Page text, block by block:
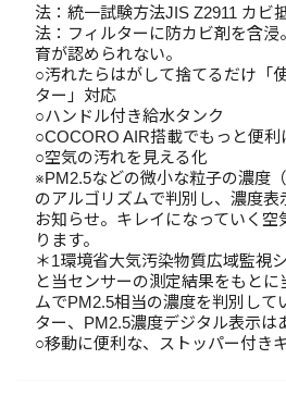
法：統一試験方法JIS Z2911 カビ
法：フィルターに防カビ剤を含
育が認められない。
○汚れたらはがして捨てるだけ「
ター」対応
○ハンドル付き給水タンク
○COCORO AIR搭載でもっと便利
○空気の汚れを見える化
※PM2.5などの微小な粒子の濃度
のアルゴリズムで判別し、濃度表
お知らせ。キレイになっていく
ります。
＊1環境省大気汚染物質広域監視
と当センサーの測定結果をもと
ムでPM2.5相当の濃度を判別して
ター、PM2.5濃度デジタル表示は
○移動に便利な、ストッパー付き